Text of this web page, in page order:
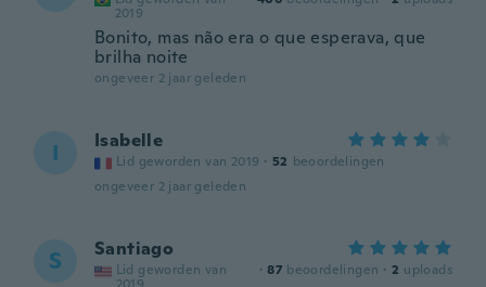
2019
Bonito, mas não era o que esperava, que
brilha noite
ongeveer 2 jaar geleden
I Isabelle
Lid geworden van 2019 · 52 beoordelingen
ongeveer 2 jaar geleden
S Santiago
Lid geworden van
· 87 beoordelingen · 2 uploads